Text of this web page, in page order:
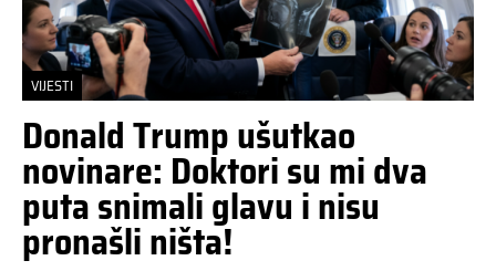
VIJESTI
Donald Trump ušutkao
novinare: Doktori su mi dva
puta snimali glavu i nisu
pronašli ništa!